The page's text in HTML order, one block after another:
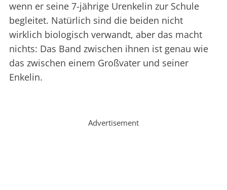
wenn er seine 7-jährige Urenkelin zur Schule
begleitet. Natürlich sind die beiden nicht
wirklich biologisch verwandt, aber das macht
nichts: Das Band zwischen ihnen ist genau wie
das zwischen einem Großvater und seiner
Enkelin.
Advertisement